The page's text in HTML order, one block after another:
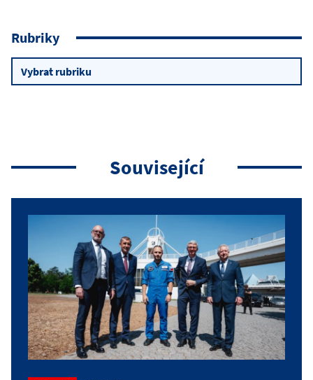
Rubriky
Rubriky
Související